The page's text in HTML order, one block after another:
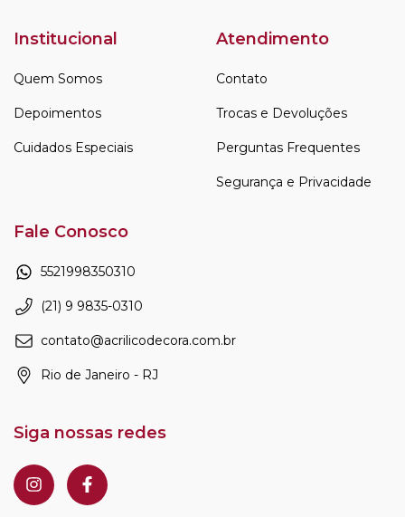
Institucional
Quem Somos
Depoimentos
Cuidados Especiais
Atendimento
Contato
Trocas e Devoluções
Perguntas Frequentes
Segurança e Privacidade
Fale Conosco
5521998350310
(21) 9 9835-0310
contato@acrilicodecora.com.br
Rio de Janeiro - RJ
Siga nossas redes